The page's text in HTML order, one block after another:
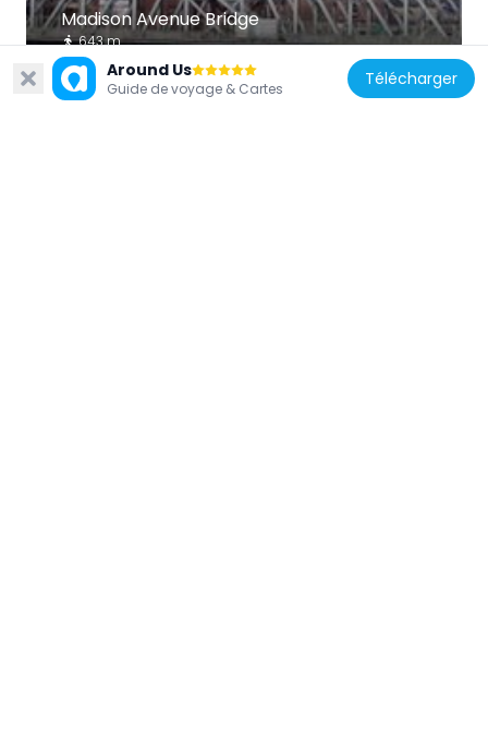
Madison Avenue Bridge
643 m
Around Us
Guide de voyage & Cartes Télécharger